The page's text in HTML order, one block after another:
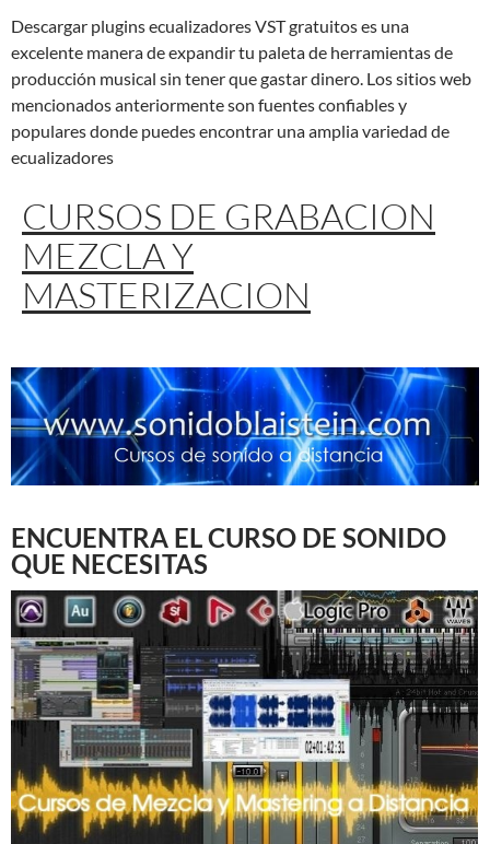
Descargar plugins ecualizadores VST gratuitos es una
excelente manera de expandir tu paleta de herramientas de
producción musical sin tener que gastar dinero. Los sitios web
mencionados anteriormente son fuentes confiables y
populares donde puedes encontrar una amplia variedad de
ecualizadores
CURSOS DE GRABACION
MEZCLA Y
MASTERIZACION
ENCUENTRA EL CURSO DE SONIDO
QUE NECESITAS